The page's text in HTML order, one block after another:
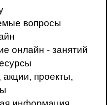
вопросы
онлайн - занятий
проекты,
информация.